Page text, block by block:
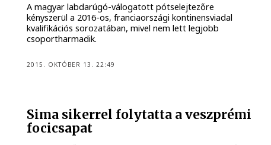
A magyar labdarúgó-válogatott pótselejtezőre
kényszerül a 2016-os, franciaországi kontinensviadal
kvalifikációs sorozatában, mivel nem lett legjobb
csoportharmadik.
2015. OKTÓBER 13. 22:49
Sima sikerrel folytatta a veszprémi
focicsapat